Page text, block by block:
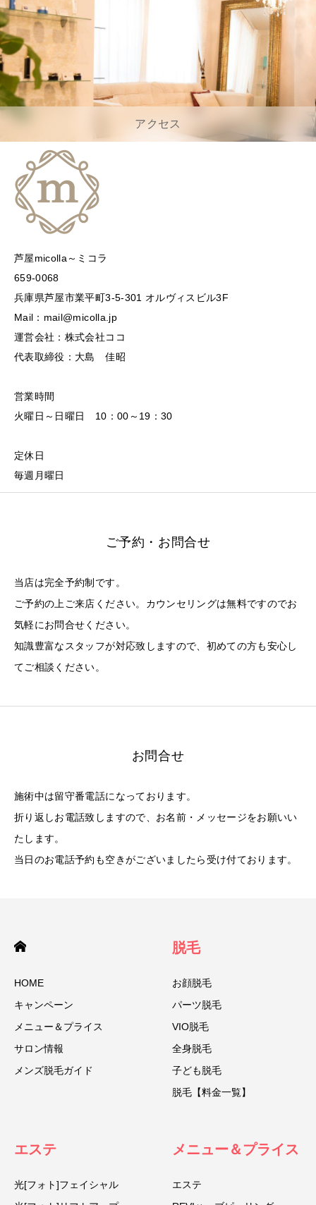
アクセス
芦屋micolla～ミコラ
659-0068
兵庫県芦屋市業平町3-5-301 オルヴィスビル3F
Mail：mail@micolla.jp
運営会社：株式会社ココ
代表取締役：大島 佳昭
営業時間
火曜日～日曜日 10：00～19：30
定休日
毎週月曜日
ご予約・お問合せ
当店は完全予約制です。
ご予約の上ご来店ください。カウンセリングは無料ですのでお
気軽にお問合せください。
知識豊富なスタッフが対応致しますので、初めての方も安心し
てご相談ください。
お問合せ
施術中は留守番電話になっております。
折り返しお電話致しますので、お名前・メッセージをお願いい
たします。
当日のお電話予約も空きがございましたら受け付ております。
HOME
キャンペーン
メニュー＆プライス
サロン情報
メンズ脱毛ガイド
脱毛
お顔脱毛
パーツ脱毛
VIO脱毛
全身脱毛
子ども脱毛
脱毛【料金一覧】
エステ
光[フォト]フェイシャル
メニュー＆プライス
エステ